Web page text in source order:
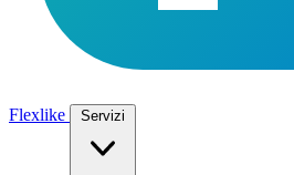
Flexlike Servizi